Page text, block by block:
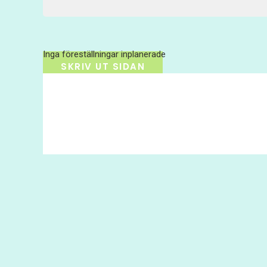
Inga föreställningar inplanerade
SKRIV UT SIDAN